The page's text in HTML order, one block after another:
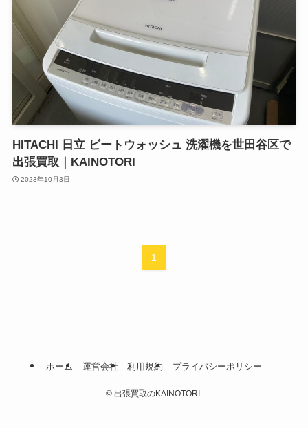
HITACHI 日立 ビートウォッシュ 洗濯機を世田谷区で
出張買取｜KAINOTORI
2023年10月3日
1
ホーム 運営会社 利用規約 プライバシーポリシー
© 出張買取のKAINOTORI.